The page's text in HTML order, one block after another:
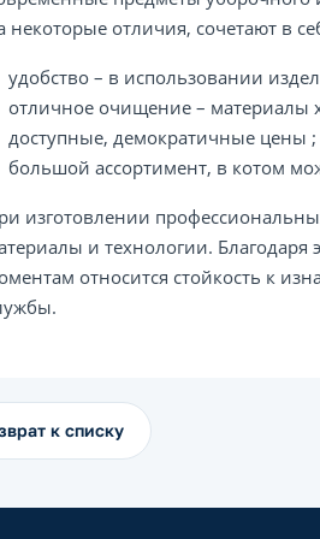
некоторые отличия, сочетают в
удобство – в использовании
отличное очищение – материалы
доступные, демократичные цены ;
большой ассортимент, в котом
изготовлении
и технологии.
относится стойкость к
к списку